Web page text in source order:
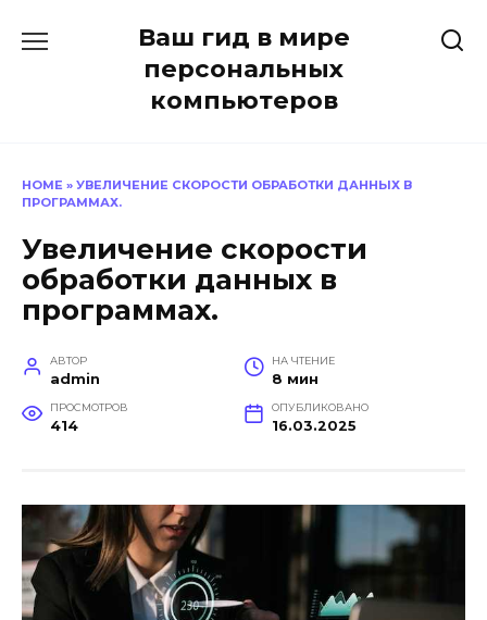
Ваш гид в мире
персональных
компьютеров
HOME » УВЕЛИЧЕНИЕ СКОРОСТИ ОБРАБОТКИ ДАННЫХ В
ПРОГРАММАХ.
Увеличение скорости
обработки данных в
программах.
АВТОР
admin
НА ЧТЕНИЕ
8 мин
ПРОСМОТРОВ
414
ОПУБЛИКОВАНО
16.03.2025